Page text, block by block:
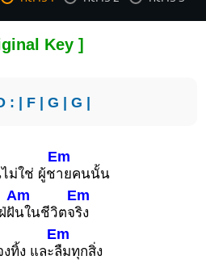
Key ]
: | F| G | G |
ม่ใช่ ผู้ช
Em
ายคนนั้น
ฝั
Am
นในชีวิตจ
Em
ริง
งทิ้ง และ
Em
ลืมทุกสิ่ง